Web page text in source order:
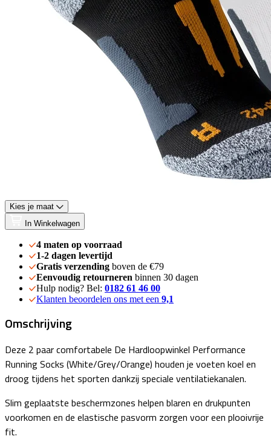
Kies je maat
In Winkelwagen
4 maten op voorraad
1-2 dagen levertijd
Gratis verzending boven de €79
Eenvoudig retourneren binnen 30 dagen
Hulp nodig? Bel: 0182 61 46 00
Klanten beoordelen ons met een 9,1
Omschrijving
Deze 2 paar comfortabele De Hardloopwinkel Performance
Running Socks (White/Grey/Orange) houden je voeten koel en
droog tijdens het sporten dankzij speciale ventilatiekanalen.
Slim geplaatste beschermzones helpen blaren en drukpunten
voorkomen en de elastische pasvorm zorgen voor een plooivrije
fit.